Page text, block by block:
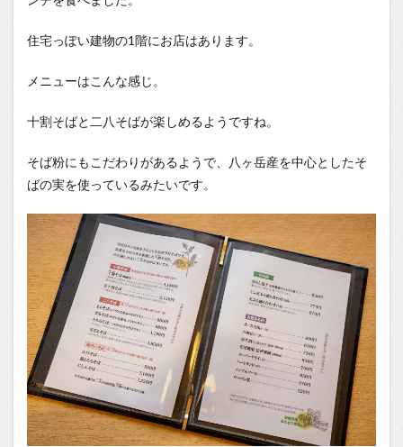
住宅っぽい建物の1階にお店はあります。
メニューはこんな感じ。
十割そばと二八そばが楽しめるようですね。
そば粉にもこだわりがあるようで、八ヶ岳産を中心としたそ
ばの実を使っているみたいです。